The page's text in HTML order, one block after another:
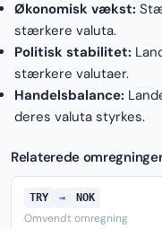
Økonomisk vækst:
stærkere valuta.
Politisk stabilitet:
stærkere valutaer.
Handelsbalance:
deres valuta styrkes.
Relaterede
TRY → NOK
Omvendt omregning